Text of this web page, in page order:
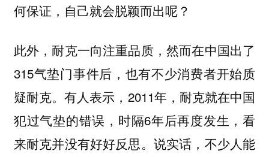
何保证，自己就会脱颖而出呢？
此外，耐克一向注重品质，然而在中国出了
315气垫门事件后，也有不少消费者开始质
疑耐克。有人表示，2011年，耐克就在中国
犯过气垫的错误，时隔6年后再度发生，看
来耐克并没有好好反思。说实话，不少人能